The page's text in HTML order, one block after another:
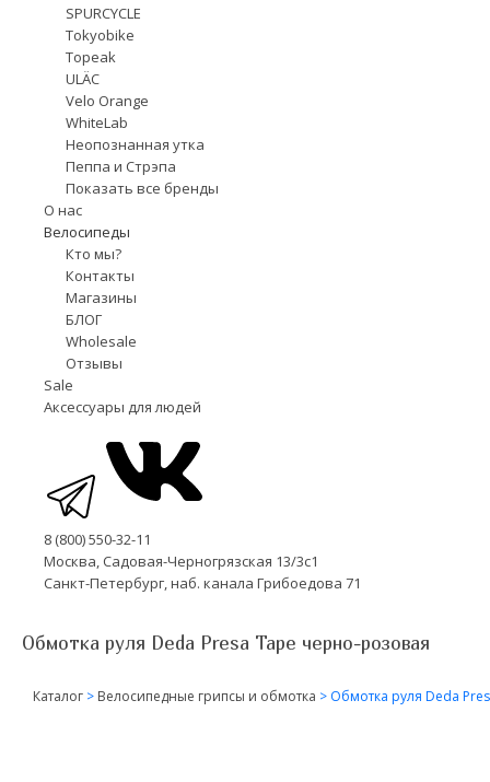
SPURCYCLE
Tokyobike
Topeak
ULÄC
Velo Orange
WhiteLab
Неопознанная утка
Пеппа и Стрэпа
Показать все бренды
О нас
Велосипеды
Кто мы?
Контакты
Магазины
БЛОГ
Wholesale
Отзывы
Sale
Аксессуары для людей
8 (800) 550-32-11
Москва, Садовая-Черногрязская 13/3с1
Санкт-Петербург, наб. канала Грибоедова 71
Обмотка руля Deda Presa Tape черно-розовая
Каталог > Велосипедные грипсы и обмотка > Обмотка руля Deda